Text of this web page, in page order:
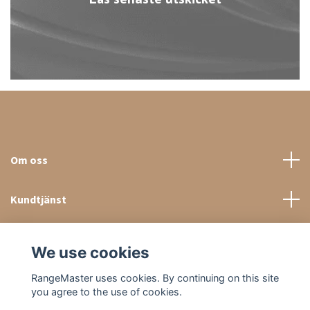
Om oss
Kundtjänst
We use cookies
RangeMaster uses cookies. By continuing on this site
you agree to the use of cookies.